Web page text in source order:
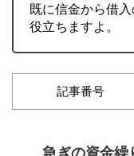
既に信金から借
役立ちますよ。
記事番号